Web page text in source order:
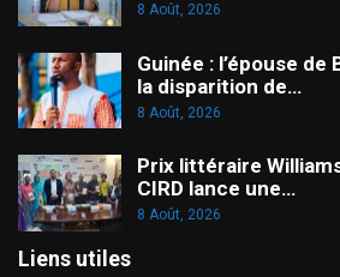
8 Août, 2026
Guinée : l’épouse de
la disparition de…
8 Août, 2026
Prix littéraire
CIRD lance une…
8 Août, 2026
Liens utiles